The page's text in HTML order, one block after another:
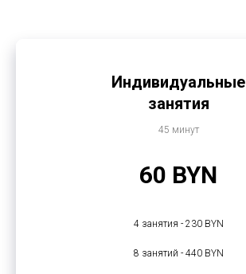
Индивидуальные
занятия
45 минут
60 BYN
4 занятия - 230 BYN
8 занятий - 440 BYN